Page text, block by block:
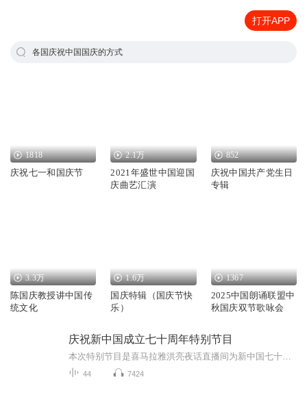
打开APP
各国庆祝中国国庆的方式
1818
庆祝七一和国庆节
2.1万
2021年盛世中国迎国
庆曲艺汇演
852
庆祝中国共产党生日
专辑
3.3万
陈国庆教授讲中国传
统文化
1.6万
国庆特辑（国庆节快
乐）
1367
2025中国朗诵联盟中
秋国庆双节歌咏会
庆祝新中国成立七十周年特别节目
44 7424